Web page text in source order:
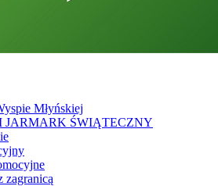
Młyńskiej
JARMARK ŚWIĄTECZNY
zagranicą